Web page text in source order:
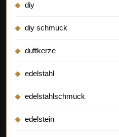
diy
diy schmuck
duftkerze
edelstahl
edelstahlschmuck
edelstein